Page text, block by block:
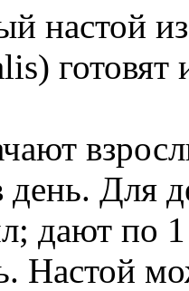
настой
готовят
день. Для
дают по
Настой